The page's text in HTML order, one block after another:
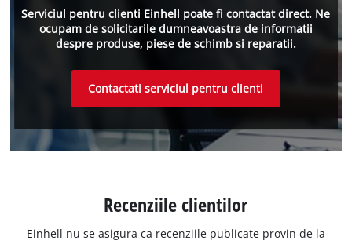
Serviciul pentru clienti Einhell poate fi contactat direct. Ne
ocupam de solicitarile dumneavoastra de informatii
despre produse, piese de schimb si reparatii.
Contactati serviciul pentru clienti
Recenziile clientilor
Einhell nu se asigura ca recenziile publicate provin de la